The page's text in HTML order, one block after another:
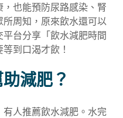
也能預防尿路感染、腎
周知，原來飲水還可以
台分享「飲水減肥時間
到口渴才飲！
減肥？
人推薦飲水減肥。水完